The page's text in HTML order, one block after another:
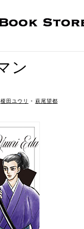
ン
榎田ユウリ • 萩尾望都